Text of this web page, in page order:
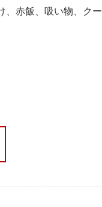
、赤飯、吸い物、クー